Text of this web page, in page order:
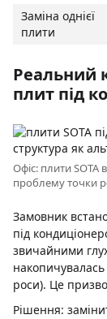
Заміна однієї
плити
Реальний
плит під
Офіс: плити
проблему точки
Замовник
під
звичайними
роси). Це
Рішення: